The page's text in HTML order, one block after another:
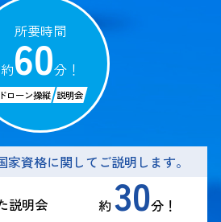
所要時間
約60分！
ドローン操縦 説明会
家資格に関してご説明します。
説明会 約 30分！